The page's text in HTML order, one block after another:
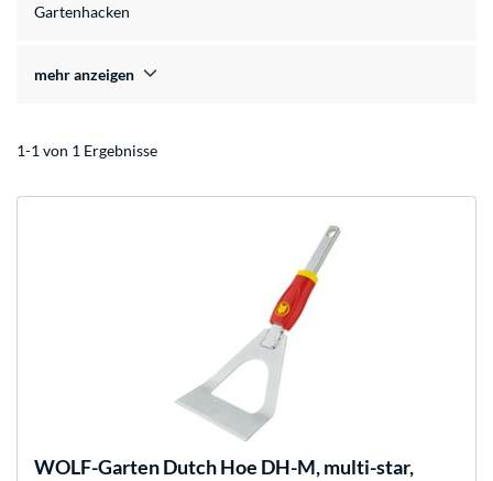
Gartenhacken
mehr anzeigen
1-1 von 1 Ergebnisse
WOLF-GartenDutch Hoe DH-M, multi-star,